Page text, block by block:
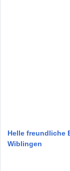
Helle freundliche
Wiblingen